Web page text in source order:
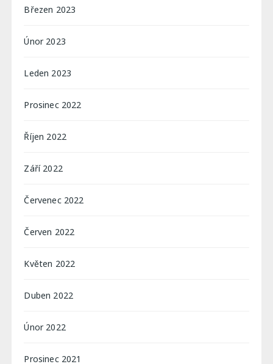
Březen 2023
Únor 2023
Leden 2023
Prosinec 2022
Říjen 2022
Září 2022
Červenec 2022
Červen 2022
Květen 2022
Duben 2022
Únor 2022
Prosinec 2021